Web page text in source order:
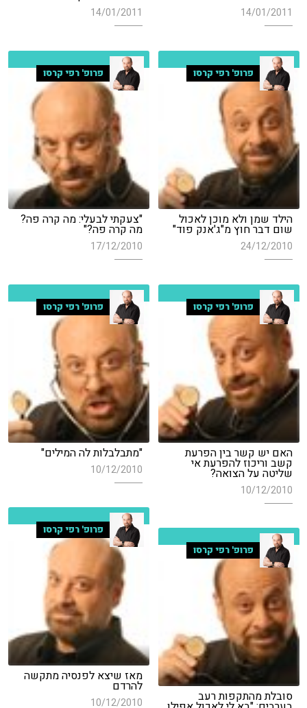
14/01/2011
14/01/2011
פרופ' רפי קרסו
הילד שמן ולא מוכן לאכול
שום דבר חוץ מ"ג'אנק פוד"
24/12/2010
פרופ' רפי קרסו
"צעקתי לבעלי: מה קרה פה?
מה קרה פה?"
17/12/2010
פרופ' רפי קרסו
האם יש קשר בין הפרעת
קשב וריכוז להפרעת אי
שליטה על הצואה?
10/12/2010
פרופ' רפי קרסו
"מתבלבלות לה המילים"
10/12/2010
פרופ' רפי קרסו
מאז שיצא לפנסיה מתקשה
להרדם
10/12/2010
פרופ' רפי קרסו
סובלת מהתקפות רעב